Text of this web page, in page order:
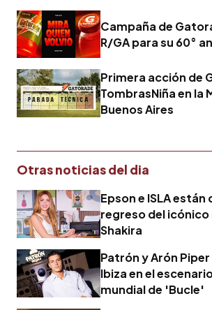
Campaña de
R/GA para su 60°
Primera acción de
TombrasNiña en la
Buenos Aires
Otras noticias del dia
Epson e ISLA
regreso del icónico
Shakira
Patrón y Arón
Ibiza en el
mundial de 'Bucle'